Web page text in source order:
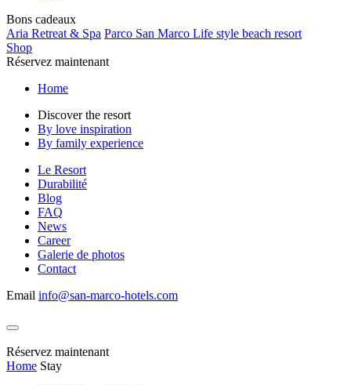
Bons cadeaux
Aria Retreat & Spa Parco San Marco Life style beach resort
Shop
Réservez maintenant
Home
Discover the resort
By love inspiration
By family experience
Le Resort
Durabilité
Blog
FAQ
News
Career
Galerie de photos
Contact
Email info@san-marco-hotels.com
Réservez maintenant
Home Stay